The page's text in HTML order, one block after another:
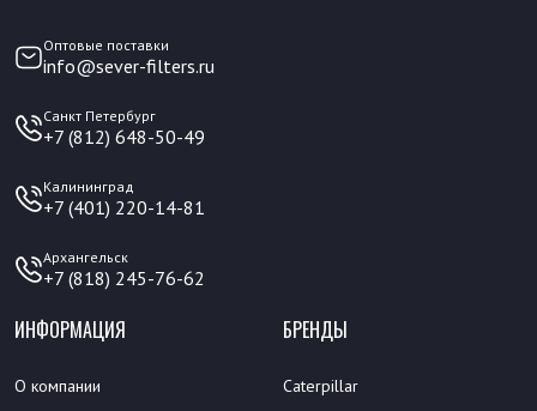
Оптовые поставки
info@sever-filters.ru
Санкт Петербург
+7 (812) 648-50-49
Калининград
+7 (401) 220-14-81
Архангельск
+7 (818) 245-76-62
ИНФОРМАЦИЯ
О компании
БРЕНДЫ
Caterpillar